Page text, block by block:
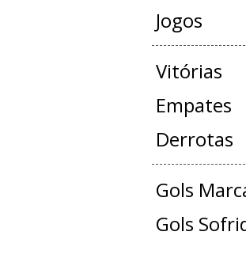
Jogos
Vitórias
Empates
Derrotas
Gols
Gols